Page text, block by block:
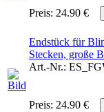
Preis: 24.90 €
Endstück für
Stecken, große
Art.-Nr.:
Preis: 24.90 €